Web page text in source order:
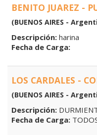
BENITO JUAREZ -
(BUENOS AIRES -
Descripción: harina
Fecha de Carga:
LOS CARDALES -
(BUENOS AIRES -
Descripción:
Fecha de Carga: